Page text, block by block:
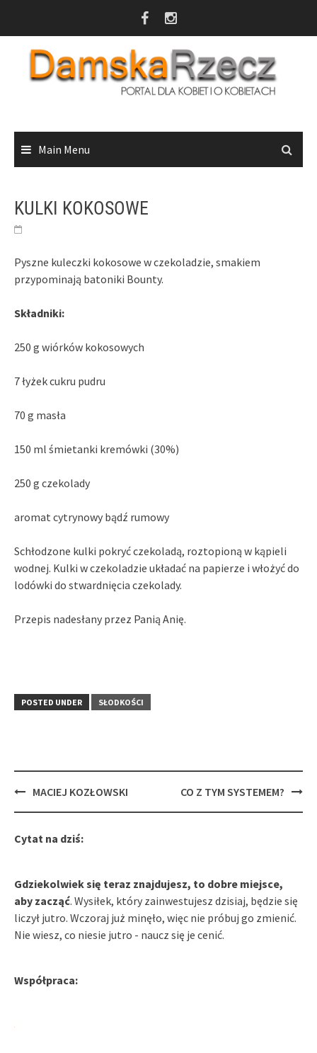
Main Menu
KULKI KOKOSOWE
Pyszne kuleczki kokosowe w czekoladzie, smakiem
przypominają batoniki Bounty.
Składniki:
250 g wiórków kokosowych
7 łyżek cukru pudru
70 g masła
150 ml śmietanki kremówki (30%)
250 g czekolady
aromat cytrynowy bądź rumowy
Schłodzone kulki pokryć czekoladą, roztopioną w kąpieli
wodnej. Kulki w czekoladzie układać na papierze i włożyć do
lodówki do stwardnięcia czekolady.
Przepis nadesłany przez Panią Anię.
POSTED UNDER SŁODKOŚCI
PostMACIEJ KOZŁOWSKI CO Z TYM SYSTEMEM?
Cytat na dziś:
Gdziekolwiek się teraz znajdujesz, to dobre miejsce,
aby zacząć. Wysiłek, który zainwestujesz dzisiaj, będzie się
liczył jutro. Wczoraj już minęło, więc nie próbuj go zmienić.
Nie wiesz, co niesie jutro - naucz się je cenić.
Współpraca: